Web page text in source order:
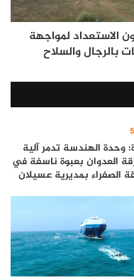
الاستعداد لمواجهة
بالرجال والسلاح
وحدة الهندسة تدمر آلية
العدوان بعبوة ناسفة في
الصفراء بمديرية عسيلان